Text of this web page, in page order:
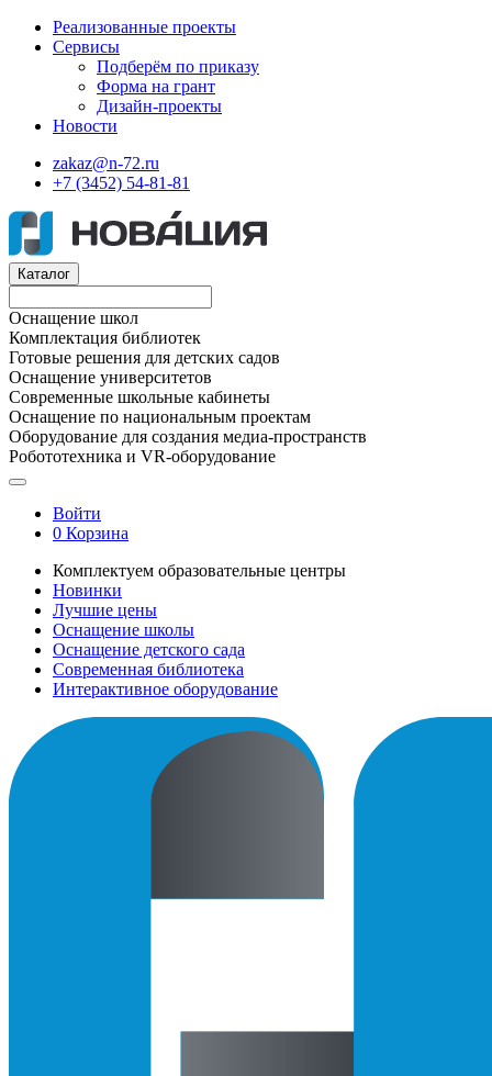
Реализованные проекты
Сервисы
Подберём по приказу
Форма на грант
Дизайн-проекты
Новости
zakaz@n-72.ru
+7 (3452) 54-81-81
Каталог
Оснащение школ
Комплектация библиотек
Готовые решения для детских садов
Оснащение университетов
Современные школьные кабинеты
Оснащение по национальным проектам
Оборудование для создания медиа-пространств
Робототехника и VR-оборудование
Войти
0 Корзина
Комплектуем образовательные центры
Новинки
Лучшие цены
Оснащение школы
Оснащение детского сада
Современная библиотека
Интерактивное оборудование